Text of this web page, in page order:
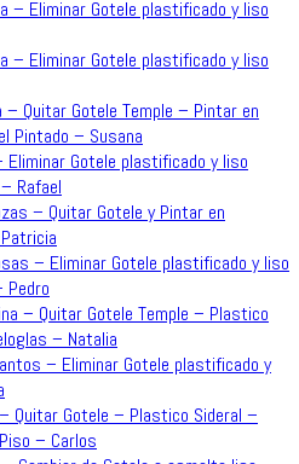
– Eliminar Gotele plastificado y liso
– Eliminar Gotele plastificado y liso
– Quitar Gotele Temple – Pintar en
Pintado – Susana
Eliminar Gotele plastificado y liso
Rafael
– Quitar Gotele y Pintar en
– Eliminar Gotele plastificado y liso
– Quitar Gotele Temple – Plastico
– Natalia
– Eliminar Gotele plastificado y
Quitar Gotele – Plastico Sideral –
– Carlos